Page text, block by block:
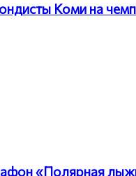
Коми на
«Полярная